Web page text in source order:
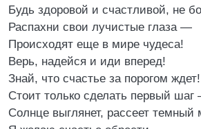
Будь здоровой и счастливой, не
Распахни свои лучистые глаза —
Происходят еще в мире чудеса!
Верь, надейся и иди вперед!
Знай, что счастье за порогом ждет!
Стоит только сделать первый
Солнце выглянет, рассеет темный